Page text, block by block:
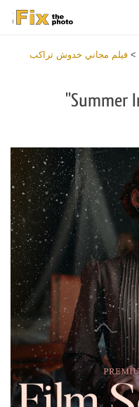
> فيلم مجاني خدوش تراكب